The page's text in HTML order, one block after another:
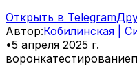
Открыть в Telegram
Автор:Кобилинская |
•5 апреля 2025 г.
воронкатестирование